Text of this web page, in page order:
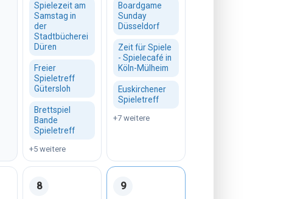
Spielezeit am
Samstag in
der
Stadtbücherei
Düren
Freier
Spieletreff
Gütersloh
Brettspiel
Bande
Spieletreff
+5 weitere
Boardgame
Sunday
Düsseldorf
Zeit für Spiele
- Spielecafé in
Köln-Mülheim
Euskirchener
Spieletreff
+7 weitere
2026Samstag, 08. August 2026
8
Sonntag, 09. August 2026
9